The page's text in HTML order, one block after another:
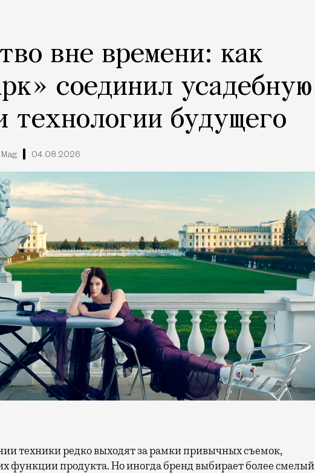
вне времени: как
соединил усадебную
технологии будущего
04.08.2026
функции продукта. Но иногда бренд выбирает более смелый